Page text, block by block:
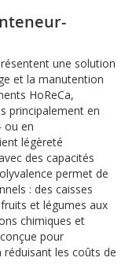
une solution
et la manutention
HoReCa,
principalement en
ou en
légèreté
des capacités
permet de
: des caisses
et légumes aux
chimiques et
pour
les coûts de